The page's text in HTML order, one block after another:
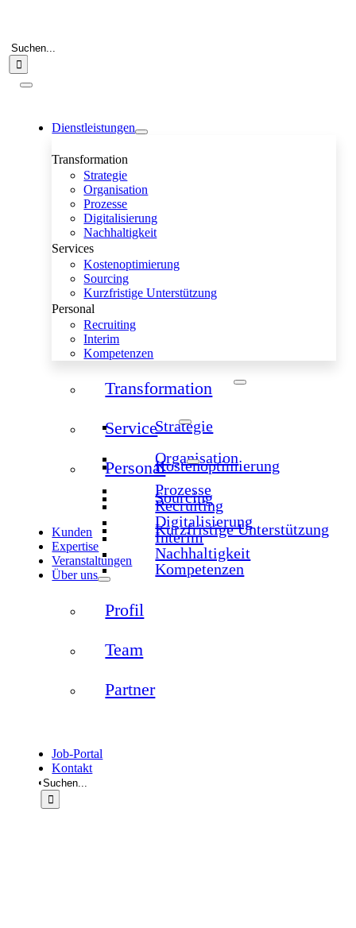
springen
Suche
nach:
Toggle
Dienstleistungen
Transformation
Strategie
Organisation
Prozesse
Digitalisierung
Nachhaltigkeit
Services
Kostenoptimierung
Sourcing
Kurzfristige Unterstützung
Personal
Recruiting
Interim
Kompetenzen
Transformation
Strategie
Organisation
Prozesse
Digitalisierung
Nachhaltigkeit
Service
Kostenoptimierung
Sourcing
Kurzfristige Unterstützung
Personal
Recruiting
Interim
Kompetenzen
Kunden
Expertise
Veranstaltungen
Über uns
Profil
Team
Partner
Job-Portal
Kontakt
Suche
nach: